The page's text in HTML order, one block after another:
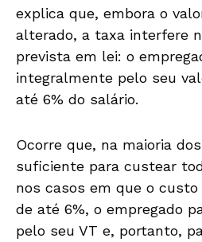
explica que, embora o
alterado, a taxa interfere
prevista em lei: o
integralmente pelo seu
até 6% do salário.
Ocorre que, na maioria
suficiente para custear
nos casos em que o
de até 6%, o empregado
pelo seu VT e, portanto,